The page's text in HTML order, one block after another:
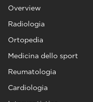
Overview
Radiologia
Ortopedia
Medicina dello sport
Reumatologia
Cardiologia